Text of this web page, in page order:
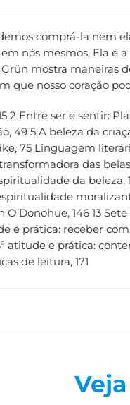
comprá-la nem
nós mesmos. Ela
mostra
que nosso coração
2 Entre ser e sentir:
49 5 A beleza da
75 Linguagem
das belas
da
146 13
e prática: receber
atitude e prática:
de leitura, 171